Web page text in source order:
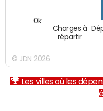
Charges à
répartir
0k
© JDN 2026
Les villes où les